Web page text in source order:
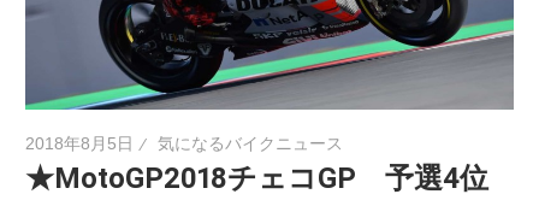
2018年8月5日 気になるバイクニュース
★MotoGP2018チェコGP 予選4位